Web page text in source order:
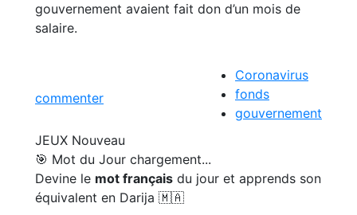
gouvernement avaient fait don d’un mois de
salaire.
commenter
Coronavirus
fonds
gouvernement
JEUX Nouveau
🎯 Mot du Jour chargement...
Devine le mot français du jour et apprends son
équivalent en Darija 🇲🇦